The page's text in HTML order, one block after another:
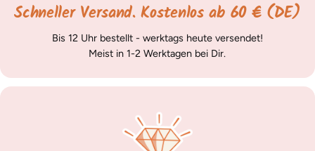
Schneller Versand. Kostenlos ab 60 € (DE)
Bis 12 Uhr bestellt - werktags heute versendet!
Meist in 1-2 Werktagen bei Dir.